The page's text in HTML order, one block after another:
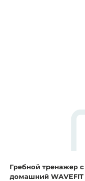
Гребной тренажер
домашний WAVEFIT